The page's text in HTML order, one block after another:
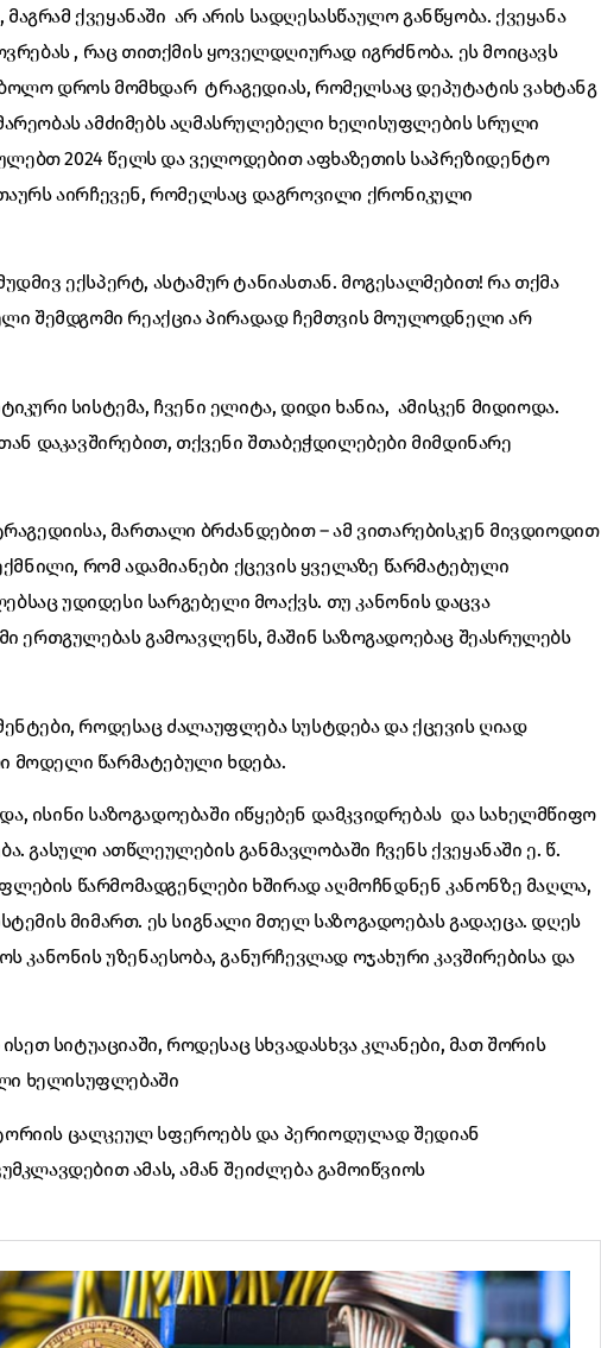
ქვეყანაში არ არის სადღესასწაულო განწყობა. ქვეყანა
, რაც თითქმის ყოველდღიურად იგრძნობა. ეს მოიცავს
დროს მომხდარ ტრაგედიას, რომელსაც დეპუტატის ვახტანგ
ამძიმებს აღმასრულებელი ხელისუფლების სრული
2024 წელს და ველოდებით აფხაზეთის საპრეზიდენტო
აირჩევენ, რომელსაც დაგროვილი ქრონიკული
ექსპერტ, ასტამურ ტანიასთან. მოგესალმებით! რა თქმა
შემდგომი რეაქცია პირადად ჩემთვის მოულოდნელი არ
სისტემა, ჩვენი ელიტა, დიდი ხანია, ამისკენ მიდიოდა.
დაკავშირებით, თქვენი შთაბეჭდილებები მიმდინარე
მართალი ბრძანდებით – ამ ვითარებისკენ მივდიოდით
რომ ადამიანები ქცევის ყველაზე წარმატებული
უდიდესი სარგებელი მოაქვს. თუ კანონის დაცვა
ერთგულებას გამოავლენს, მაშინ საზოგადოებაც შეასრულებს
როდესაც ძალაუფლება სუსტდება და ქცევის ღიად
მოდელი წარმატებული ხდება.
ისინი საზოგადოებაში იწყებენ დამკვიდრებას და სახელმწიფო
გასული ათწლეულების განმავლობაში ჩვენს ქვეყანაში ე. წ.
წარმომადგენლები ხშირად აღმოჩნდნენ კანონზე მაღლა,
მიმართ. ეს სიგნალი მთელ საზოგადოებას გადაეცა. დღეს
კანონის უზენაესობა, განურჩევლად ოჯახური კავშირებისა და
სიტუაციაში, როდესაც სხვადასხვა კლანები, მათ შორის
ხელისუფლებაში
ცალკეულ სფეროებს და პერიოდულად შედიან
ამას, ამან შეიძლება გამოიწვიოს